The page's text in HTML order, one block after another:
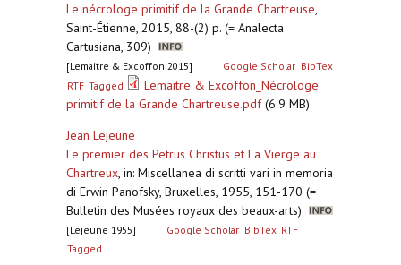
Le nécrologe primitif de la Grande Chartreuse,
Saint-Étienne, 2015, 88-(2) p. (= Analecta
Cartusiana, 309)
[Lemaitre & Excoffon 2015] Google Scholar BibTex
RTF Tagged
Lemaitre & Excoffon_Nécrologe
primitif de la Grande Chartreuse.pdf(6.9 MB)
Jean Lejeune
Le premier des Petrus Christus et La Vierge au
Chartreux, in: Miscellanea di scritti vari in memoria
di Erwin Panofsky, Bruxelles, 1955, 151-170 (=
Bulletin des Musées royaux des beaux-arts)
[Lejeune 1955] Google Scholar BibTex RTF
Tagged